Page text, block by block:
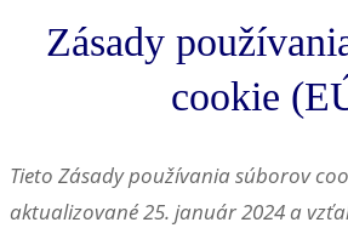
Zásady
cookie
Tieto Zásady používania súborov
aktualizované 25. január 2024 a